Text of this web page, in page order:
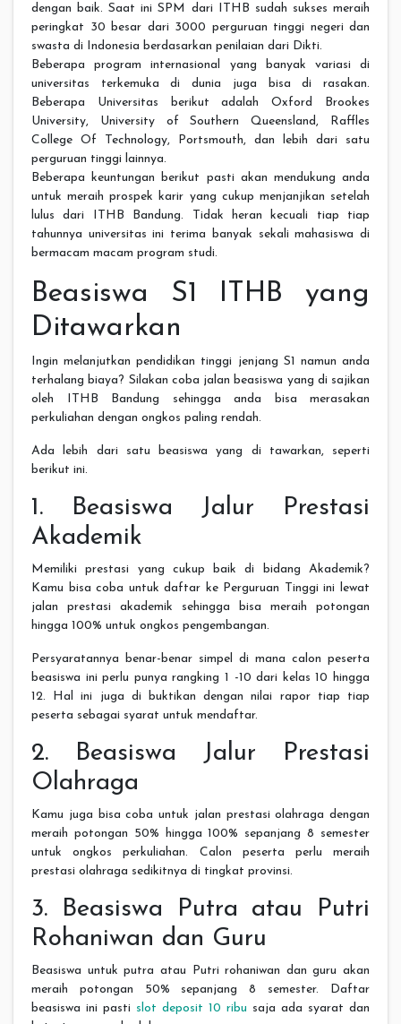
dengan baik. Saat ini SPM dari ITHB sudah sukses meraih
peringkat 30 besar dari 3000 perguruan tinggi negeri dan
swasta di Indonesia berdasarkan penilaian dari Dikti.
Beberapa program internasional yang banyak variasi di
universitas terkemuka di dunia juga bisa di rasakan.
Beberapa Universitas berikut adalah Oxford Brookes
University, University of Southern Queensland, Raffles
College Of Technology, Portsmouth, dan lebih dari satu
perguruan tinggi lainnya.
Beberapa keuntungan berikut pasti akan mendukung anda
untuk meraih prospek karir yang cukup menjanjikan setelah
lulus dari ITHB Bandung. Tidak heran kecuali tiap tiap
tahunnya universitas ini terima banyak sekali mahasiswa di
bermacam macam program studi.
Beasiswa S1 ITHB yang
Ditawarkan
Ingin melanjutkan pendidikan tinggi jenjang S1 namun anda
terhalang biaya? Silakan coba jalan beasiswa yang di sajikan
oleh ITHB Bandung sehingga anda bisa merasakan
perkuliahan dengan ongkos paling rendah.
Ada lebih dari satu beasiswa yang di tawarkan, seperti
berikut ini.
1. Beasiswa Jalur Prestasi
Akademik
Memiliki prestasi yang cukup baik di bidang Akademik?
Kamu bisa coba untuk daftar ke Perguruan Tinggi ini lewat
jalan prestasi akademik sehingga bisa meraih potongan
hingga 100% untuk ongkos pengembangan.
Persyaratannya benar-benar simpel di mana calon peserta
beasiswa ini perlu punya rangking 1 -10 dari kelas 10 hingga
12. Hal ini juga di buktikan dengan nilai rapor tiap tiap
peserta sebagai syarat untuk mendaftar.
2. Beasiswa Jalur Prestasi
Olahraga
Kamu juga bisa coba untuk jalan prestasi olahraga dengan
meraih potongan 50% hingga 100% sepanjang 8 semester
untuk ongkos perkuliahan. Calon peserta perlu meraih
prestasi olahraga sedikitnya di tingkat provinsi.
3. Beasiswa Putra atau Putri
Rohaniwan dan Guru
Beasiswa untuk putra atau Putri rohaniwan dan guru akan
meraih potongan 50% sepanjang 8 semester. Daftar
beasiswa ini pasti slot deposit 10 ribu saja ada syarat dan